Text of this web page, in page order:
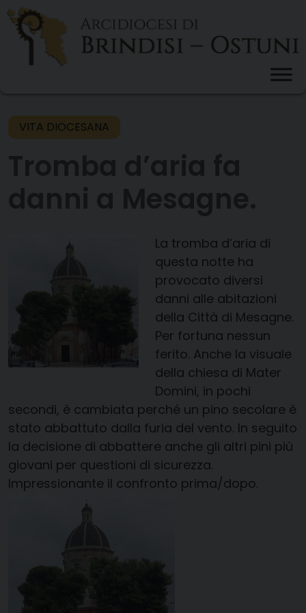
Skip
content
VITA DIOCESANA
La tromba d’aria di
questa notte ha
provocato diversi
danni alle abitazioni
della Città di Mesagne.
Per fortuna nessun
ferito. Anche la visuale
della chiesa di Mater
Domini, in pochi
secondi, è cambiata perché un pino secolare è
stato abbattuto dalla furia del vento. In seguito
la decisione di abbattere anche gli altri pini più
giovani per questioni di sicurezza.
Impressionante il confronto prima/dopo.